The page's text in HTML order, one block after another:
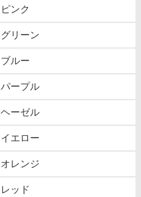
ピンク
グリーン
ブルー
パープル
ヘーゼル
イエロー
オレンジ
レッド